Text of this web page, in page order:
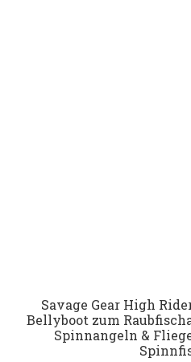
Savage Gear High
Bellyboot zum
Spinnangeln &